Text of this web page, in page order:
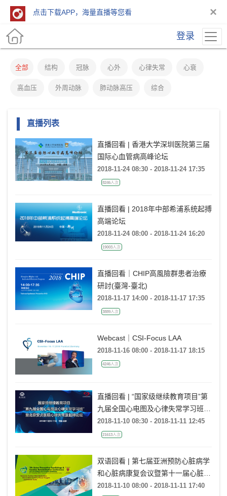
点击下载APP，海量直播等您看 ×
登录
全部 结构 冠脉 心外 心律失常 心衰
高血压 外周动脉 肺动脉高压 综合
直播列表
直播回看 | 香港大学深圳医院第三届
国际心血管病高峰论坛
2018-11-24 08:30 - 2018-11-24 17:35
8246人次
直播回看 | 2018年中部希浦系统起搏
高端论坛
2018-11-24 08:00 - 2018-11-24 16:20
19003人次
直播回看｜CHIP高風險群患者治療
研討(臺灣-臺北)
2018-11-17 14:00 - 2018-11-17 17:35
3889人次
Webcast｜CSI-Focus LAA
2018-11-16 08:00 - 2018-11-17 18:15
4246人次
直播回看 | “国家级继续教育项目”第
九届全国心电图及心律失常学习班
暨北京安贞医院心律失常及起搏论坛
2018-11-10 08:30 - 2018-11-11 12:45
21613人次
双语回看 | 第七届亚洲预防心脏病学
和心脏病康复会议暨第十一届心脏病
康复证书课程（APCCRC）
2018-11-10 08:00 - 2018-11-11 17:40